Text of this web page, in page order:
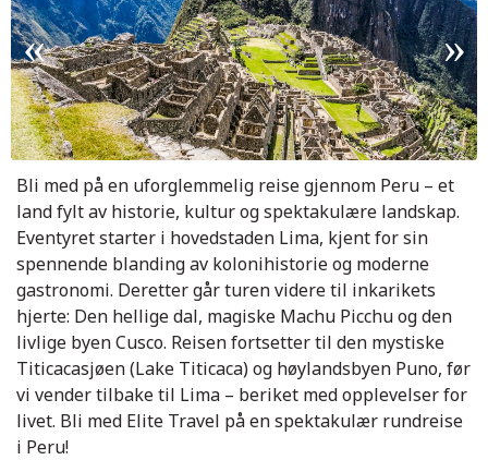
Bli med på en uforglemmelig reise gjennom Peru – et
land fylt av historie, kultur og spektakulære landskap.
Eventyret starter i hovedstaden Lima, kjent for sin
spennende blanding av kolonihistorie og moderne
gastronomi. Deretter går turen videre til inkarikets
hjerte: Den hellige dal, magiske Machu Picchu og den
livlige byen Cusco. Reisen fortsetter til den mystiske
Titicacasjøen (Lake Titicaca) og høylandsbyen Puno, før
vi vender tilbake til Lima – beriket med opplevelser for
livet. Bli med Elite Travel på en spektakulær rundreise
i Peru!